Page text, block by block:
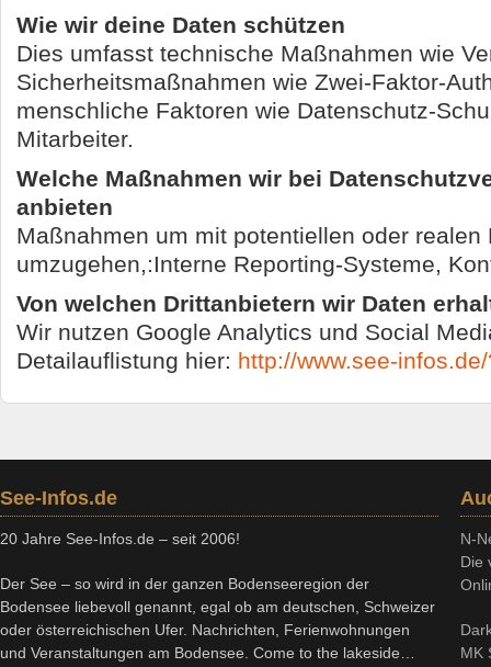
Wie wir deine Daten schützen
Dies umfasst technische Maßnahmen wie
Sicherheitsmaßnahmen wie Zwei-Faktor-
menschliche Faktoren wie Datenschutz-
Mitarbeiter.
Welche Maßnahmen wir bei
anbieten
Maßnahmen um mit potentiellen oder realen
umzugehen,:Interne Reporting-Systeme,
Von welchen Drittanbietern wir Daten
Wir nutzen Google Analytics und Social
Detailauflistung hier: http://www.see-
See-Infos.de
20 Jahre See-Infos.de – seit 2006!
Der See – so wird in der ganzen Bodenseeregion der
Bodensee liebevoll genannt, egal ob am deutschen, Schweizer
oder österreichischen Ufer. Nachrichten, Ferienwohnungen
und Veranstaltungen am Bodensee. Come to the lakeside…
N-
Die
MK